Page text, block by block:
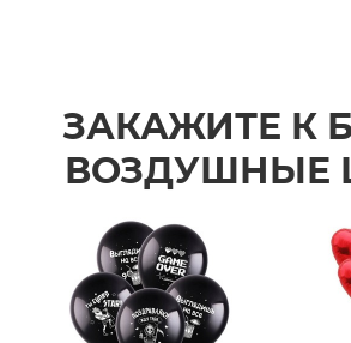
ЗАКАЖИТЕ К
ВОЗДУШНЫЕ